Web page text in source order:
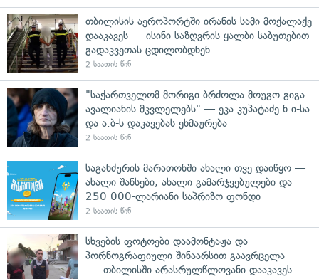
თბილისის აეროპორტში ირანის სამი მოქალაქე
დააკავეს — ისინი საზღვრის ყალბი საბუთებით
გადაკვეთას ცდილობდნენ
2 საათის წინ
"საქართველომ მორიგი ბრძოლა მოუგო გიგა
ავალიანის მკვლელებს" — ეკა კუპატაძე ნ.ი-სა
და ა.ბ-ს დაკავებას ეხმაურება
2 საათის წინ
საგანძურის მარათონში ახალი თვე დაიწყო —
ახალი შანსები, ახალი გამარჯვებულები და
250 000-ლარიანი საპრიზო ფონდი
2 საათის წინ
სხვების ფოტოები დაამონტაჟა და
პორნოგრაფიული შინაარსით გაავრცელა
— თბილისში არასრულწლოვანი დააკავეს